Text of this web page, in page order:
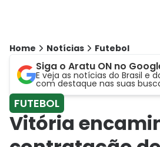
Home Notícias Futebol
Siga o Aratu ON no
E veja as notícias do Brasil e
com destaque nas suas
FUTEBOL
Vitória